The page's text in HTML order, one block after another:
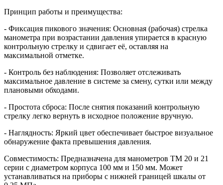
Принцип работы и преимущества:
- Фиксация пикового значения: Основная (рабочая) стрелка
манометра при возрастании давления упирается в красную
контрольную стрелку и сдвигает её, оставляя на
максимальной отметке.
- Контроль без наблюдения: Позволяет отслеживать
максимальное давление в системе за смену, сутки или между
плановыми обходами.
- Простота сброса: После снятия показаний контрольную
стрелку легко вернуть в исходное положение вручную.
- Наглядность: Яркий цвет обеспечивает быстрое визуальное
обнаружение факта превышения давления.
Совместимость: Предназначена для манометров ТМ 20 и 21
серии с диаметром корпуса 100 мм и 150 мм. Может
устанавливаться на приборы с нижней границей шкалы от